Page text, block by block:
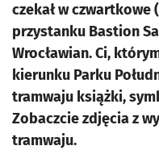
czekał w czwartkowe
przystanku Bastion
Wrocławian. Ci,
kierunku Parku
tramwaju książki,
Zobaczcie zdjęcia z
tramwaju.